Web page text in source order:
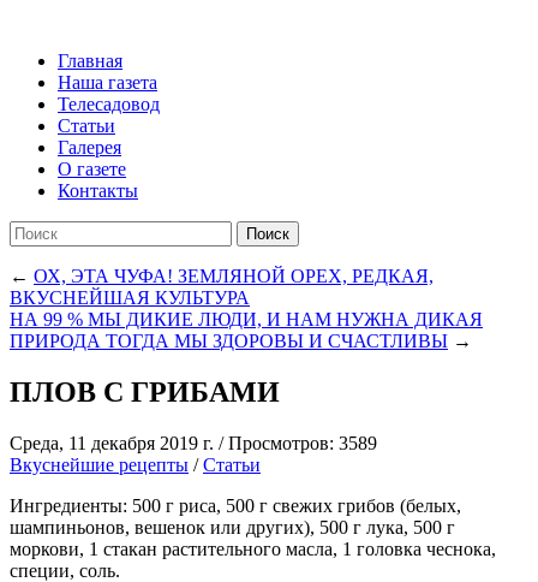
Главная
Наша газета
Телесадовод
Статьи
Галерея
О газете
Контакты
Поиск
← ОХ, ЭТА ЧУФА! ЗЕМЛЯНОЙ ОРЕХ, РЕДКАЯ,
ВКУСНЕЙШАЯ КУЛЬТУРА
НА 99 % МЫ ДИКИЕ ЛЮДИ, И НАМ НУЖНА ДИКАЯ
ПРИРОДА ТОГДА МЫ ЗДОРОВЫ И СЧАСТЛИВЫ →
ПЛОВ С ГРИБАМИ
Среда, 11 декабря 2019 г. /Просмотров: 3589
Вкуснейшие рецепты /Статьи
Ингредиенты: 500 г риса, 500 г свежих грибов (белых,
шампиньонов, вешенок или других), 500 г лука, 500 г
моркови, 1 стакан растительного масла, 1 головка чеснока,
специи, соль.